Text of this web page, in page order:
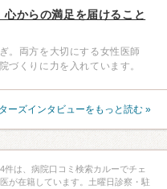
からの満足を届けること
。両方を大切にする女性医師
づくりに力を入れています。
ーズインタビューをもっと読む »
は、病院口コミ検索カルーでチェ
が在籍しています。土曜日診察・駐